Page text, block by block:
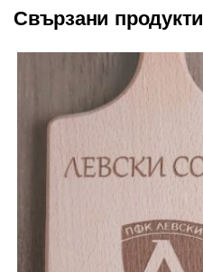
Свързани продукти